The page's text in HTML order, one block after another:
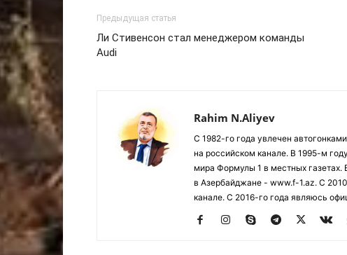
Предыдущая статья
Ли Стивенсон стал менеджером команды
Audi
Rahim N.Aliyev
С 1982-го года увлечен
на российском канале. В 1995-м
мира Формулы 1 в местных
в Азербайджане - www.f-1.az. С
канале. С 2016-го года являюсь